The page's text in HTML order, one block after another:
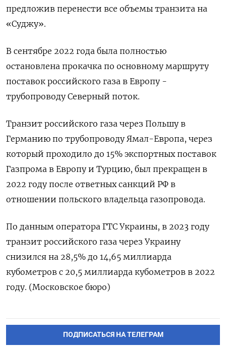
предложив перенести все объемы транзита на
«Суджу».
В сентябре 2022 года была полностью
остановлена прокачка по основному маршруту
поставок российского газа в Европу -
трубопроводу Северный поток.
Транзит российского газа через Польшу в
Германию по трубопроводу Ямал-Европа, через
который проходило до 15% экспортных поставок
Газпрома в Европу и Турцию, был прекращен в
2022 году после ответных санкций РФ в
отношении польского владельца газопровода.
По данным оператора ГТС Украины, в 2023 году
транзит российского газа через Украину
снизился на 28,5% до 14,65 миллиарда
кубометров с 20,5 миллиарда кубометров в 2022
году. (Московское бюро)
ПОДПИСАТЬСЯ НА ТЕЛЕГРАМ